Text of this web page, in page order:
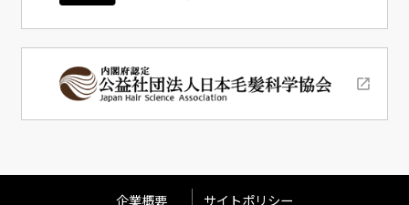
企業概要 サイトポリシー